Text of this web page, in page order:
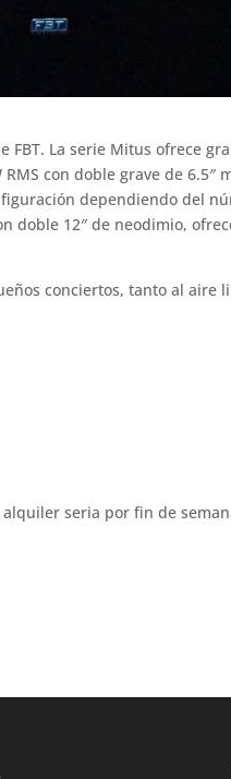
La serie Mitus ofrece
con doble grave de 6.5″
dependiendo del
doble 12″ de neodimio,
conciertos, tanto al aire
seria por fin de